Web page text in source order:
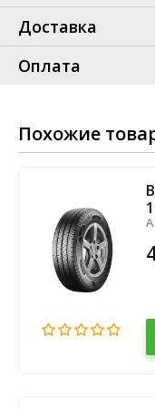
Доставка
Оплата
Похожие